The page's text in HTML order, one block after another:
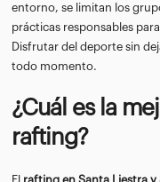
entorno, se limitan los
prácticas responsables
Disfrutar del deporte sin
todo momento.
¿Cuál es la
rafting?
El rafting en Santa Liestra y